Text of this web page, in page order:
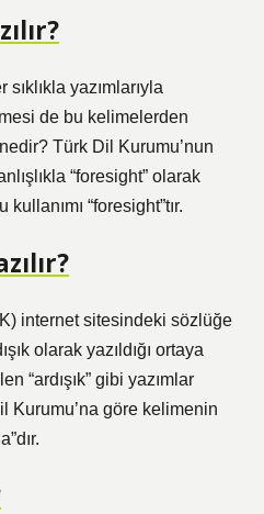
yazımlarıyla
de bu kelimelerden
Türk Dil Kurumu’nun
“foresight” olarak
“foresight”tır.
internet sitesindeki sözlüğe
olarak yazıldığı ortaya
“ardışık” gibi yazımlar
Kurumu’na göre kelimenin